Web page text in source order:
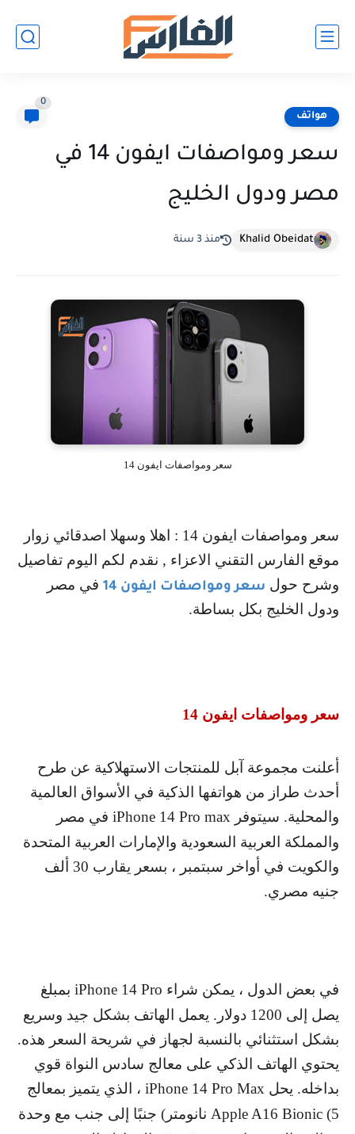
هواتف
0
سعر ومواصفات ايفون 14 في
مصر ودول الخليج
Khalid Obeidat منذ 3 سنة
سعر ومواصفات ايفون 14
سعر ومواصفات ايفون 14 : اهلا وسهلا اصدقائي زوار
موقع الفارس التقني الاعزاء , نقدم لكم اليوم تفاصيل
وشرح حول سعر ومواصفات ايفون 14
في مصر
ودول الخليج بكل بساطة.
سعر ومواصفات ايفون 14
أعلنت مجموعة آبل للمنتجات الاستهلاكية عن طرح
أحدث طراز من هواتفها الذكية في الأسواق العالمية
والمحلية. سيتوفر iPhone 14 Pro max في مصر
والمملكة العربية السعودية والإمارات العربية المتحدة
والكويت في أواخر سبتمبر ، بسعر يقارب 30 ألف
جنيه مصري.
في بعض الدول ، يمكن شراء iPhone 14 Pro بمبلغ
يصل إلى 1200 دولار. يعمل الهاتف بشكل جيد وسريع
بشكل استثنائي بالنسبة لجهاز في شريحة السعر هذه.
يحتوي الهاتف الذكي على معالج سادس النواة قوي
بداخله. يحل iPhone 14 Pro Max ، الذي يتميز بمعالج
Apple A16 Bionic (5 نانومتر) جنبًا إلى جنب مع وحدة